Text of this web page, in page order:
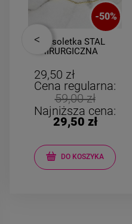
-50%
Bransoletka STAL
CHIRURGICZNA
kolorowe cyrkonie
29,50 zł
Cena regularna:
59,00 zł
Najniższa cena:
29,50 zł
DO KOSZYKA